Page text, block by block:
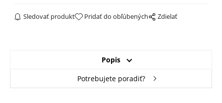
Sledovať produkt Pridať do obľúbených Zdielať
Popis
Potrebujete poradiť?